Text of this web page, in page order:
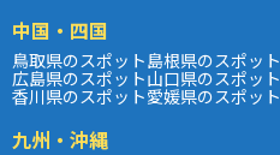
中国・四国
鳥取県のスポット島根県のスポット
広島県のスポット山口県のスポット
香川県のスポット愛媛県のスポット
九州・沖縄